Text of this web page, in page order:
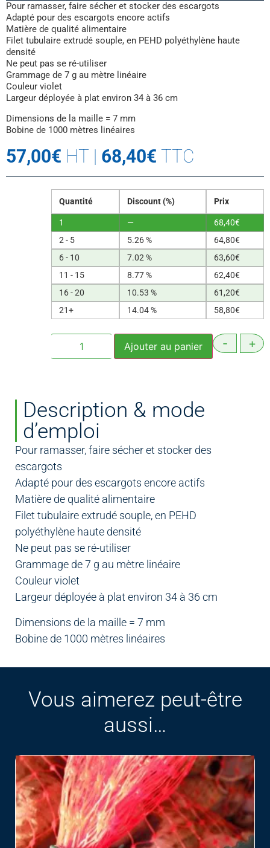
Pour ramasser, faire sécher et stocker des escargots
Adapté pour des escargots encore actifs
Matière de qualité alimentaire
Filet tubulaire extrudé souple, en PEHD polyéthylène haute
densité
Ne peut pas se ré-utiliser
Grammage de 7 g au mètre linéaire
Couleur violet
Largeur déployée à plat environ 34 à 36 cm
Dimensions de la maille = 7 mm
Bobine de 1000 mètres linéaires
57,00€ HT | 68,40€ TTC
Quantité Discount (%) Prix
1 — 68,40€
2 - 5
5.26 % 64,80€
6 - 10
7.02 % 63,60€
11 - 15
8.77 % 62,40€
16 - 20
10.53 % 61,20€
21+
14.04 % 58,80€
- +
Ajouter au panier
Description & mode
d’emploi
Pour ramasser, faire sécher et stocker des
escargots
Adapté pour des escargots encore actifs
Matière de qualité alimentaire
Filet tubulaire extrudé souple, en PEHD
polyéthylène haute densité
Ne peut pas se ré-utiliser
Grammage de 7 g au mètre linéaire
Couleur violet
Largeur déployée à plat environ 34 à 36 cm
Dimensions de la maille = 7 mm
Bobine de 1000 mètres linéaires
Vous aimerez peut-être
aussi…